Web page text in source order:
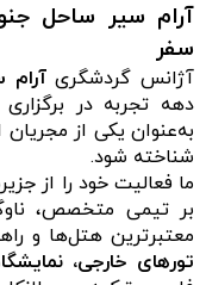
آرام سیر ساحل
سفر
آژانس گردشگری
دهه تجربه در
به‌عنوان یکی از
شناخته شود.
ما فعالیت خود را از
بر تیمی متخصص،
معتبرترین هتل‌ها و
تورهای خارجی،